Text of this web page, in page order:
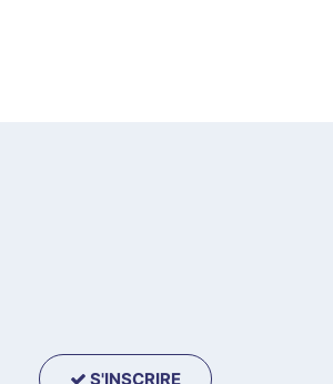
S'INSCRIRE